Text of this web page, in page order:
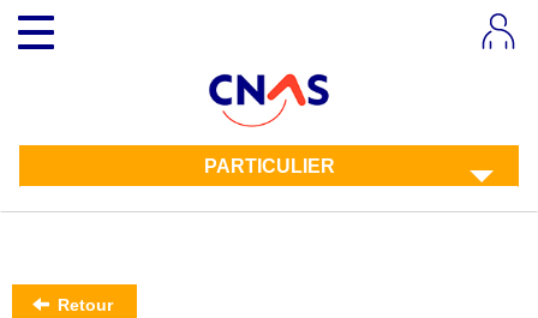
contenu
principal
Toggle
navigation
PARTICULIER
Retour